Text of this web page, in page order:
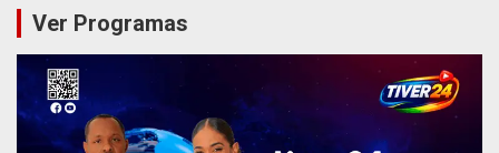
Ver Programas